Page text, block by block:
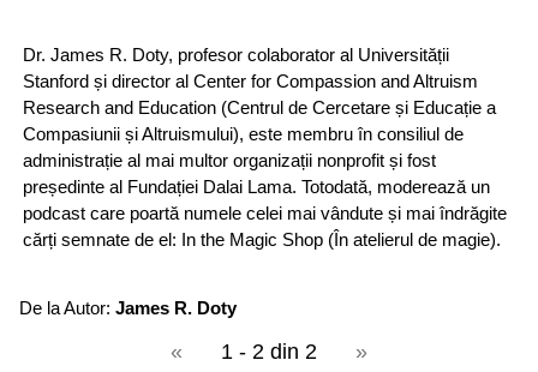
Dr. James R. Doty, profesor colaborator al Universității
Stanford și director al Center for Compassion and Altruism
Research and Education (Centrul de Cercetare și Educație a
Compasiunii și Altruismului), este membru în consiliul de
administrație al mai multor organizații nonprofit și fost
președinte al Fundației Dalai Lama. Totodată, moderează un
podcast care poartă numele celei mai vândute și mai îndrăgite
cărți semnate de el: In the Magic Shop (În atelierul de magie).
De la Autor: James R. Doty
« 1 - 2 din 2 »